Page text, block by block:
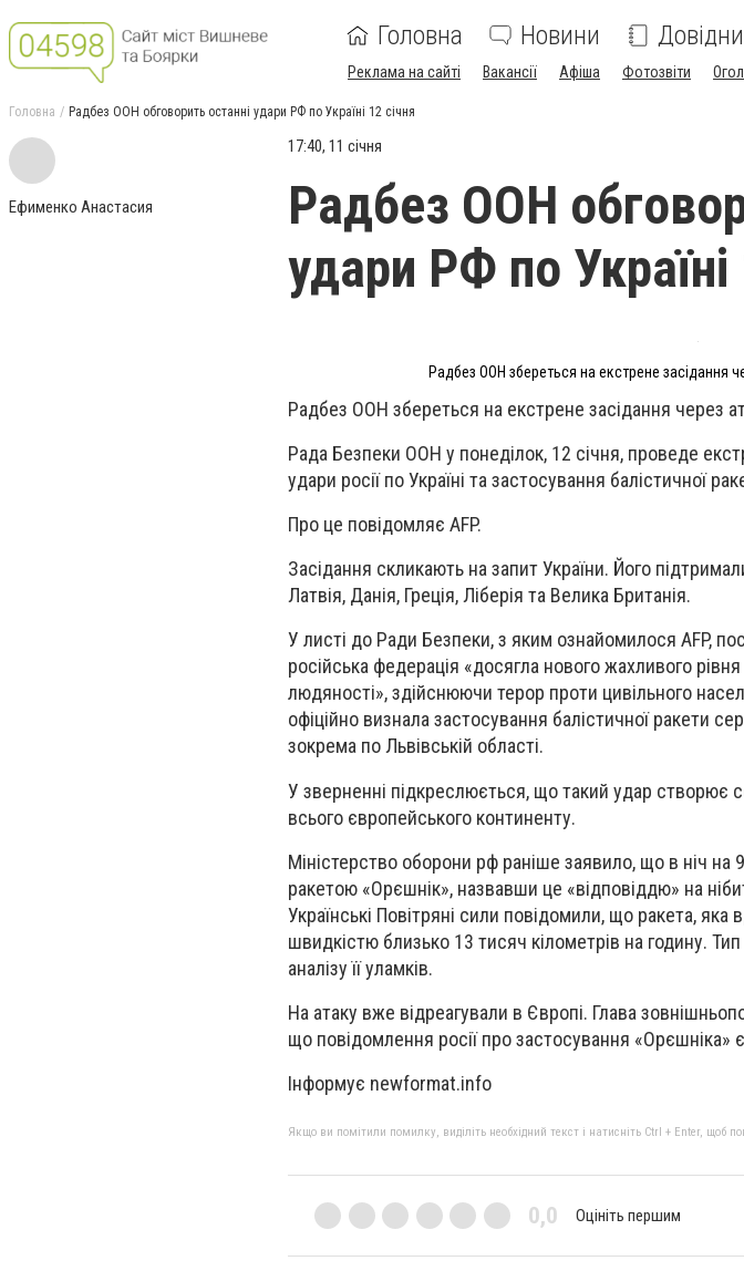
Головна Новини
Реклама на сайті Вакансії Афіша Фотозвіти
Головна Радбез ООН обговорить останні удари РФ по Україні 12 січня
Ефименко Анастасия
17:40, 11 січня
Радбез ООН
удари РФ по Україні
Радбез ООН збереться на екстрене засідання
Радбез ООН збереться на екстрене засідання через
Рада Безпеки ООН у понеділок, 12 січня, проведе
удари росії по Україні та застосування балістичної
Про це повідомляє AFP.
Засідання скликають на запит України. Його
Латвія, Данія, Греція, Ліберія та Велика Британія.
У листі до Ради Безпеки, з яким ознайомилося AFP,
російська федерація «досягла нового жахливого
людяності», здійснюючи терор проти цивільного
офіційно визнала застосування балістичної ракети
зокрема по Львівській області.
У зверненні підкреслюється, що такий удар створює
всього європейського континенту.
Міністерство оборони рф раніше заявило, що в ніч на
ракетою «Орєшнік», назвавши це «відповіддю» на
Українські Повітряні сили повідомили, що ракета, яка
швидкістю близько 13 тисяч кілометрів на годину.
аналізу її уламків.
На атаку вже відреагували в Європі. Глава
що повідомлення росії про застосування «Орєшніка»
Інформує newformat.info
Якщо ви помітили помилку, виділіть необхідний текст і натисніть Ctrl + Enter, щоб
0,0 Оцініть першим